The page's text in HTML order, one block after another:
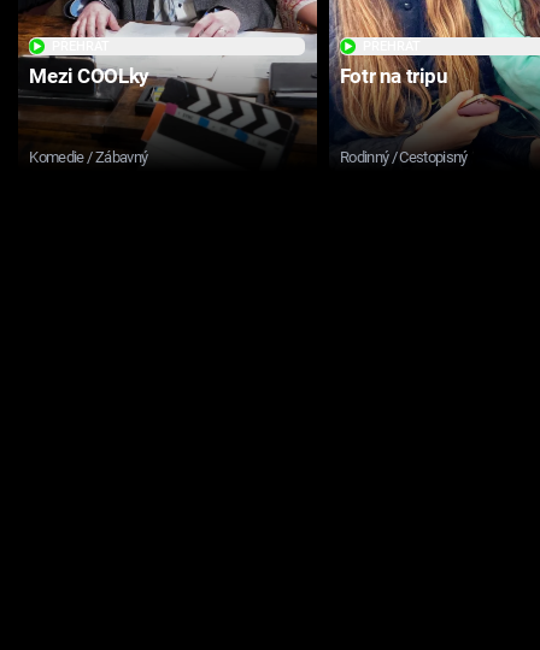
Mezi COOLky
Komedie / Zábavný
Fotr na tripu
Rodinný / Cestopisný